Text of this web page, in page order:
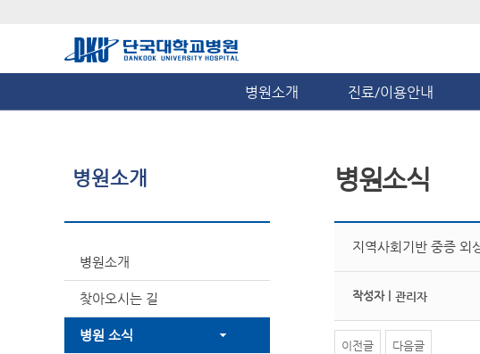
병원소개 진료/이용안내
병원소개
병원소개
찾아오시는 길
병원 소식
병원소식
지역사회기반 중증 외
작성자 | 관리자
이전글 다음글